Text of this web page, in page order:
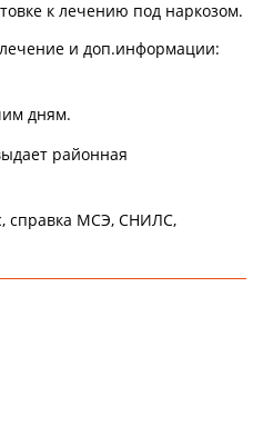
к лечению под наркозом.
и доп.информации:
дням.
районная
справка МСЭ, СНИЛС,